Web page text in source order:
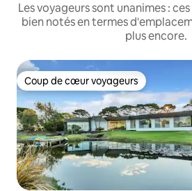
Les voyageurs sont unanimes :
bien notés en termes
plus encore.
Coup de cœur voyageurs
Coup de cœur voyageurs